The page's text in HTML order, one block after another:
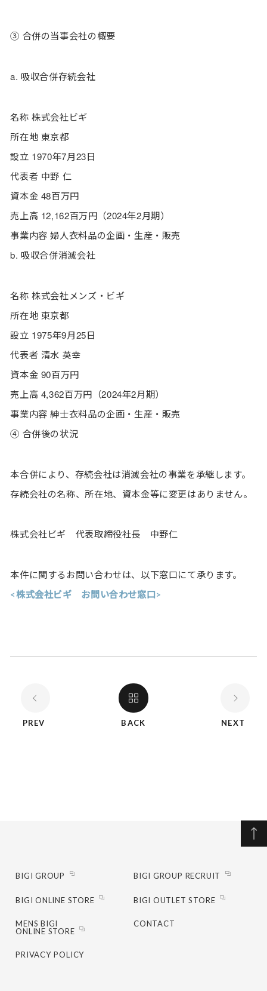
③ 合併の当事会社の概要
a. 吸収合併存続会社
名称 株式会社ビギ
所在地 東京都
設立 1970年7月23日
代表者 中野 仁
資本金 48百万円
売上高 12,162百万円（2024年2月期）
事業内容 婦人衣料品の企画・生産・販売
b. 吸収合併消滅会社
名称 株式会社メンズ・ビギ
所在地 東京都
設立 1975年9月25日
代表者 清水 英幸
資本金 90百万円
売上高 4,362百万円（2024年2月期）
事業内容 紳士衣料品の企画・生産・販売
④ 合併後の状況
本合併により、存続会社は消滅会社の事業を承継します。
存続会社の名称、所在地、資本金等に変更はありません。
株式会社ビギ 代表取締役社長 中野仁
本件に関するお問い合わせは、以下窓口にて承ります。
<株式会社ビギ お問い合わせ窓口>
PREV BACK NEXT
BIGI GROUP BIGI GROUP RECRUIT
BIGI ONLINE STORE BIGI OUTLET STORE
MENS BIGI
ONLINE STORE
CONTACT
PRIVACY POLICY